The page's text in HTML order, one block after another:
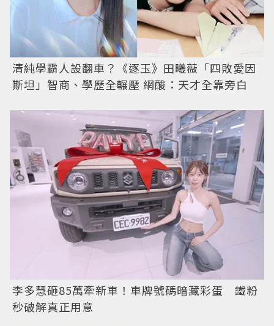
清純學霸人設翻車？《逐玉》田曦薇「四敗愛因
斯坦」智商、學歷全輾壓 網酸：天才全靠旁白
李多慧砸85萬牽新車！車牌號碼暗藏彩蛋 鐵粉
秒破解真正用意